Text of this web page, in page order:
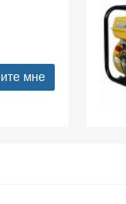
мне